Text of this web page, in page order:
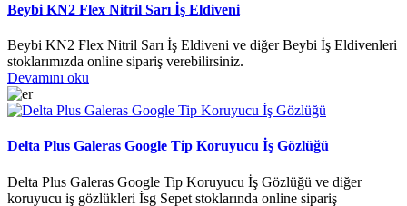
Beybi KN2 Flex Nitril Sarı İş Eldiveni
Beybi KN2 Flex Nitril Sarı İş Eldiveni ve diğer Beybi İş Eldivenleri
stoklarımızda online sipariş verebilirsiniz.
Devamını oku
Delta Plus Galeras Google Tip Koruyucu İş Gözlüğü
Delta Plus Galeras Google Tip Koruyucu İş Gözlüğü ve diğer
koruyucu iş gözlükleri İsg Sepet stoklarında online sipariş